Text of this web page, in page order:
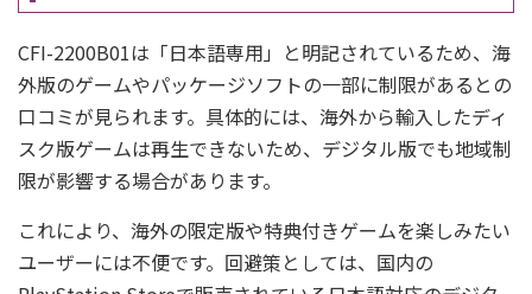
CFI-2200B01は「日本語専用」と明記されているため、海
外版のゲームやパッケージソフトの一部に制限があるとの
口コミが見られます。具体的には、海外から輸入したディ
スク版ゲームは再生できないため、デジタル版でも地域制
限が影響する場合があります。
これにより、海外の限定版や特典付きゲームを楽しみたい
ユーザーには不便です。回避策としては、国内の